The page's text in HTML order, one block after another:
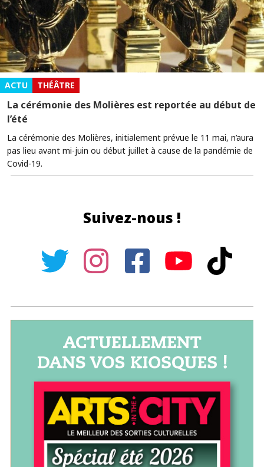
ACTU THÉÂTRE
La cérémonie des Molières est reportée au début de
l’été
La cérémonie des Molières, initialement prévue le 11 mai, n’aura
pas lieu avant mi-juin ou début juillet à cause de la pandémie de
Covid-19.
Suivez-nous !